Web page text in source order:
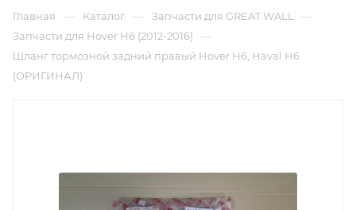
Главная — Каталог — Запчасти для GREAT WALL —
Запчасти для Hover H6 (2012-2016) —
Шланг тормозной задний правый Hover H6, Haval H6
(ОРИГИНАЛ)